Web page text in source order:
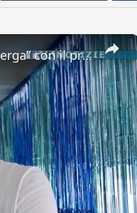
×
Adrano. Interessante incontro al liceo “Verga” con il prof. Fabio Gamberini. Studenti del Linguistic